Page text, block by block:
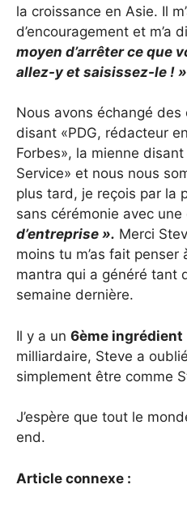
la croissance en Asie. Il
d’encouragement et m’a
moyen d’arrêter ce que
allez-y et saisissez-le ! »
Nous avons échangé
disant «PDG, rédacteur
Forbes», la mienne
Service» et nous nous
plus tard, je reçois par la
sans cérémonie avec
d’entreprise ». Merci
moins tu m’as fait penser
mantra qui a généré tant
semaine dernière.
Il y a un 6ème ingrédient
milliardaire, Steve a
simplement être comme
J’espère que tout le
end.
Article connexe :